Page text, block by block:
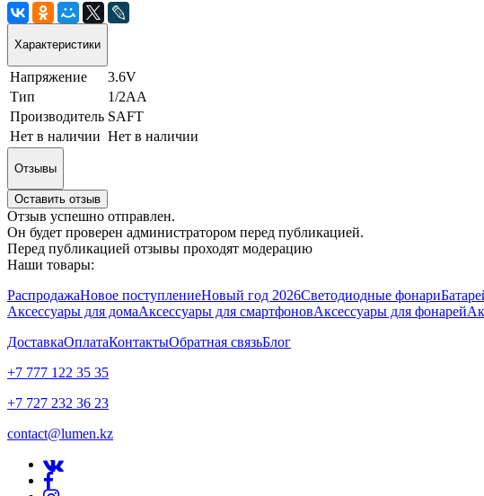
Характеристики
Напряжение
3.6V
Тип
1/2AA
Производитель SAFT
Нет в наличии Нет в наличии
Отзывы
Оставить отзыв
Отзыв успешно отправлен.
Он будет проверен администратором перед публикацией.
Перед публикацией отзывы проходят модерацию
Наши товары:
РаспродажаНовое поступлениеНовый год 2026Светодиодные фонари
Аксессуары для домаАксессуары для смартфоновАксессуары для фонарей
ДоставкаОплатаКонтактыОбратная связьБлог
+7 777 122 35 35
+7 727 232 36 23
contact@lumen.kz